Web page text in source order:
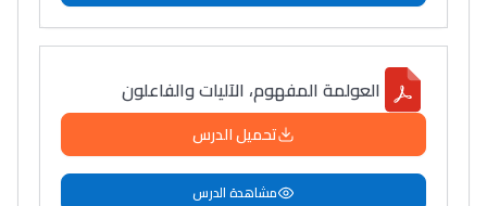
العولمة المفهوم، الآليات والفاعلون
تحميل الدرس
مشاهدة الدرس